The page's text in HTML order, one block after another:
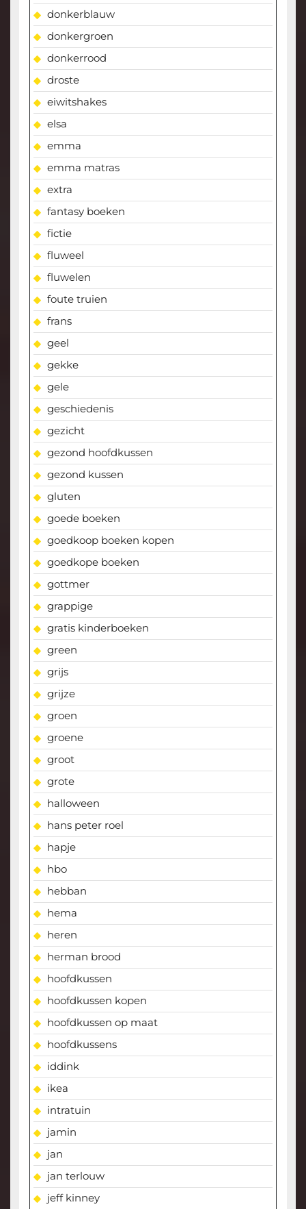
donkerblauw
donkergroen
donkerrood
droste
eiwitshakes
elsa
emma
emma matras
extra
fantasy boeken
fictie
fluweel
fluwelen
foute truien
frans
geel
gekke
gele
geschiedenis
gezicht
gezond hoofdkussen
gezond kussen
gluten
goede boeken
goedkoop boeken kopen
goedkope boeken
gottmer
grappige
gratis kinderboeken
green
grijs
grijze
groen
groene
groot
grote
halloween
hans peter roel
hapje
hbo
hebban
hema
heren
herman brood
hoofdkussen
hoofdkussen kopen
hoofdkussen op maat
hoofdkussens
iddink
ikea
intratuin
jamin
jan
jan terlouw
jeff kinney